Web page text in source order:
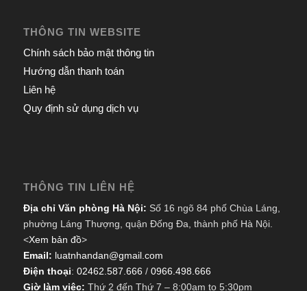
THÔNG TIN WEBSITE
Chính sách bảo mật thông tin
Hướng dẫn thanh toán
Liên hệ
Quy định sử dụng dịch vụ
THÔNG TIN LIÊN HỆ
Địa chỉ Văn phòng Hà Nội: Số 16 ngõ 84 phố Chùa Láng,
phường Láng Thượng, quận Đống Đa, thành phố Hà Nội.
<Xem bản đồ>
Email: luatnhandan@gmail.com
Điện thoại: 02462.587.666 / 0966.498.666
Giờ làm việc: Thứ 2 đến Thứ 7 – 8:00am to 5:30pm